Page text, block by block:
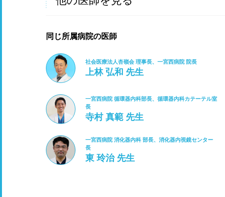
同じ所属病院の医師
社会医療法人杏嶺会 理事長、一宮西病院 院長
上林 弘和 先生
一宮西病院 循環器内科部長、循環器内科カテーテル室
長
寺村 真範 先生
一宮西病院 消化器内科 部長、消化器内視鏡センター
長
東 玲治 先生